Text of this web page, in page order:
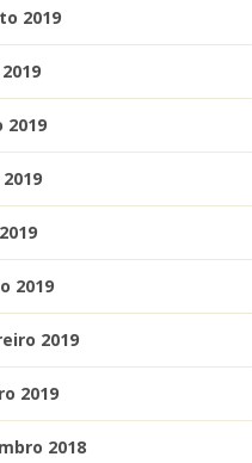
2019
2019
2019
2019
2019
2018